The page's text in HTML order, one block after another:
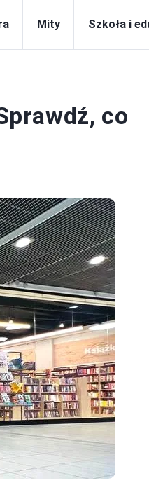
Mity Szkoła i
co